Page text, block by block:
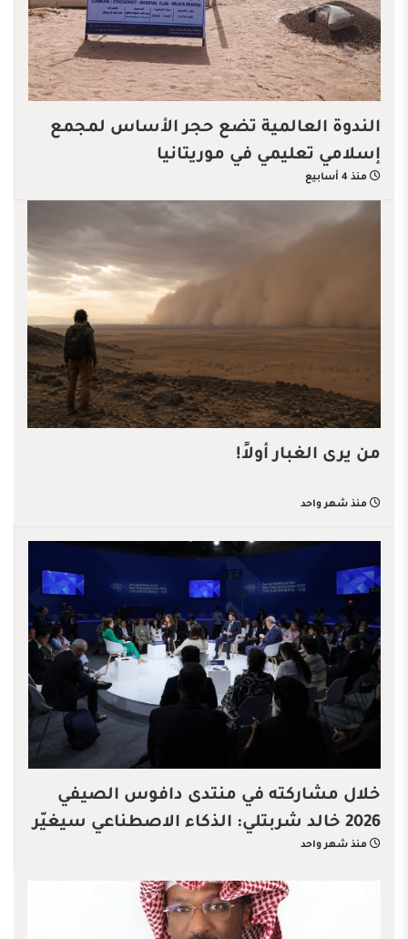
الندوة العالمية تضع حجر الأساس لمجمع
إسلامي تعليمي في موريتانيا
منذ 4 أسابيع
من يرى الغبار أولاً!
منذ شهر واحد
خلال مشاركته في منتدى دافوس الصيفي
2026 خالد شربتلي: الذكاء الاصطناعي سيغيّر
قواعد الاقتصاد العالمي
منذ شهر واحد